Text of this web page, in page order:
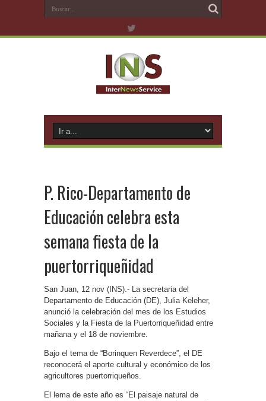
P. Rico-Departamento de
Educación celebra esta
semana fiesta de la
puertorriqueñidad
San Juan, 12 nov (INS).- La secretaria del
Departamento de Educación (DE), Julia Keleher,
anunció la celebración del mes de los Estudios
Sociales y la Fiesta de la Puertorriqueñidad entre
mañana y el 18 de noviembre.
Bajo el tema de “Borinquen Reverdece”, el DE
reconocerá el aporte cultural y económico de los
agricultores puertorriqueños.
El lema de este año es “El paisaje natural de